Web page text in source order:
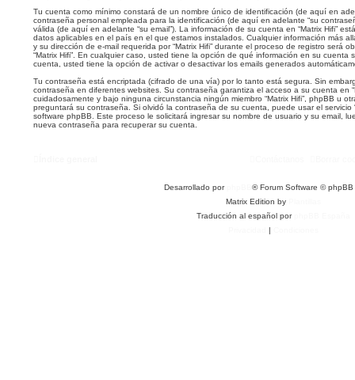
Tu cuenta como mínimo constará de un nombre único de identificación (de aquí en
contraseña personal empleada para la identificación (de aquí en adelante “su
válida (de aquí en adelante “su email”). La información de su cuenta en “Matrix Hifi”
datos aplicables en el país en el que estamos instalados. Cualquier información más
y su dirección de e-mail requerida por “Matrix Hifi” durante el proceso de registro será
“Matrix Hifi”. En cualquier caso, usted tiene la opción de qué información en su cuenta
cuenta, usted tiene la opción de activar o desactivar los emails generados
Tu contraseña está encriptada (cifrado de una vía) por lo tanto está segura. Sin
contraseña en diferentes websites. Su contraseña garantiza el acceso a su cuenta en
cuidadosamente y bajo ninguna circunstancia ningún miembro “Matrix Hifi”, phpBB u
preguntará su contraseña. Si olvidó la contraseña de su cuenta, puede usar el servicio
software phpBB. Este proceso le solicitará ingresar su nombre de usuario y su email,
nueva contraseña para recuperar su cuenta.
Desarrollado por
® Forum Software © phpBB
Matrix Edition by
Traducción al español por